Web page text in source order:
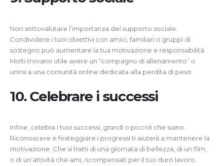
Non sottovalutare l’importanza del supporto sociale.
Condividere i tuoi obiettivi con amici, familiari o gruppi di
sostegno può aumentare la tua motivazione e responsabilità.
Molti trovano utile avere un “compagno di allenamento” o
unirsi a una comunità online dedicata alla perdita di peso.
10. Celebrare i successi
Infine, celebra i tuoi successi, grandi o piccoli che siano.
Riconoscere e festeggiare i progressi ti aiuterà a mantenere la
motivazione. Che si tratti di una giornata di bellezza, di un film,
o di un’attività che ami, ricompensati per il tuo duro lavoro.